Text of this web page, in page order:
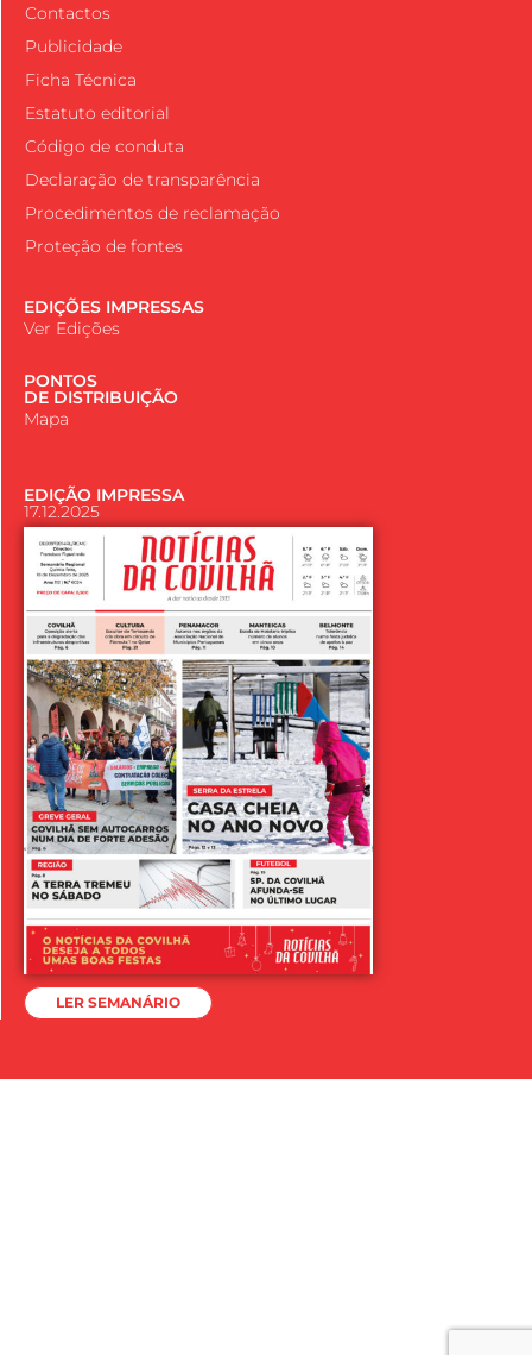
Contactos
Publicidade
Ficha Técnica
Estatuto editorial
Código de conduta
Declaração de transparência
Procedimentos de reclamação
Proteção de fontes
EDIÇÕES IMPRESSAS
Ver Edições
PONTOS
DE DISTRIBUIÇÃO
Mapa
EDIÇÃO IMPRESSA
17.12.2025
LER SEMANÁRIO